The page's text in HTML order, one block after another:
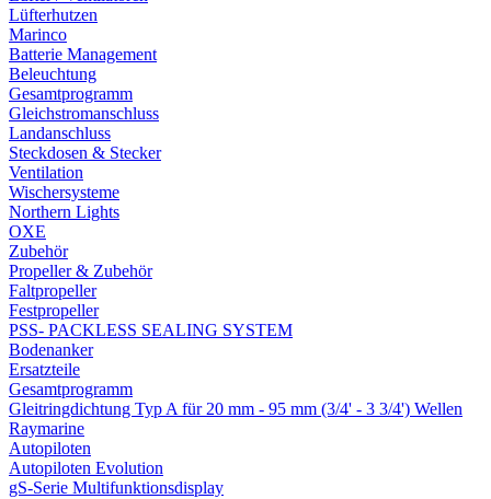
Lüfterhutzen
Marinco
Batterie Management
Beleuchtung
Gesamtprogramm
Gleichstromanschluss
Landanschluss
Steckdosen & Stecker
Ventilation
Wischersysteme
Northern Lights
OXE
Zubehör
Propeller & Zubehör
Faltpropeller
Festpropeller
PSS- PACKLESS SEALING SYSTEM
Bodenanker
Ersatzteile
Gesamtprogramm
Gleitringdichtung Typ A für 20 mm - 95 mm (3/4' - 3 3/4') Wellen
Raymarine
Autopiloten
Autopiloten Evolution
gS-Serie Multifunktionsdisplay